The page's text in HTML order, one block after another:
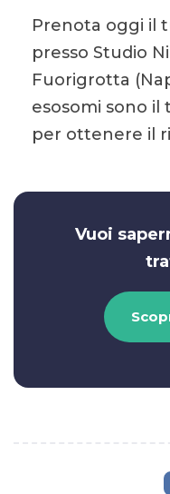
Prenota oggi il
presso Studio
Fuorigrotta
esosomi sono
per ottenere il
Vuoi